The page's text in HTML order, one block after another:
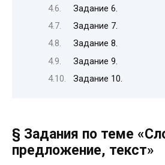
Задание 6.
Задание 7.
Задание 8.
Задание 9.
Задание 10.
§ Задания по теме
предложение, текст»